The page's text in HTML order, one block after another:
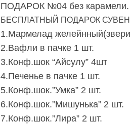
ПОДАРОК №04 без карамели.
БЕСПЛАТНЫЙ ПОДАРОК
1.Мармелад
2.Вафли в пачке 1 шт.
3.Конф.шок “Айсулу” 4шт
4.Печенье в пачке 1 шт.
5.Конф.шок.”Умка” 2 шт.
6.Конф.шок.”Мишунька” 2 шт.
7.Конф.шок.”Лира” 2 шт.